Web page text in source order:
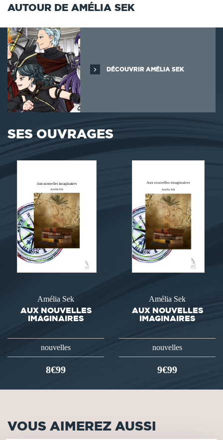
AUTOUR DE AMÉLIA SEK
DÉCOUVRIR AMÉLIA SEK
SES OUVRAGES
Amélia Sek
AUX NOUVELLES
IMAGINAIRES
nouvelles
8€99
Amélia Sek
AUX NOUVELLES
IMAGINAIRES
nouvelles
9€99
VOUS AIMEREZ AUSSI